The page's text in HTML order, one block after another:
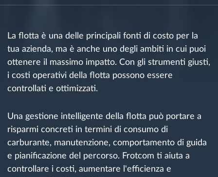
Scopri tutte le caratteristiche
Scopri quanto risparmi
La flotta è una delle principali fonti di costo per la
tua azienda, ma è anche uno degli ambiti in cui puoi
ottenere il massimo impatto. Con gli strumenti giusti,
i costi operativi della flotta possono essere
controllati e ottimizzati.
Una gestione intelligente della flotta può portare a
risparmi concreti in termini di consumo di
carburante, manutenzione, comportamento di guida
e pianificazione del percorso. Frotcom ti aiuta a
controllare i costi, aumentare l'efficienza e